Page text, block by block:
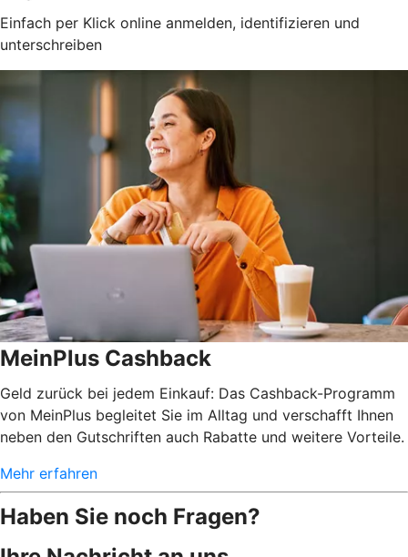
Einfach per Klick online anmelden, identifizieren und
unterschreiben
MeinPlus Cashback
Geld zurück bei jedem Einkauf: Das Cashback-Programm
von MeinPlus begleitet Sie im Alltag und verschafft Ihnen
neben den Gutschriften auch Rabatte und weitere Vorteile.
Mehr erfahren
Haben Sie noch Fragen?